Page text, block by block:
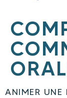
ANIMER UNE